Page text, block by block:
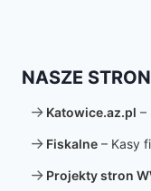
NASZE
Katowice.az.pl –
Fiskalne– Kasy
Projekty stron